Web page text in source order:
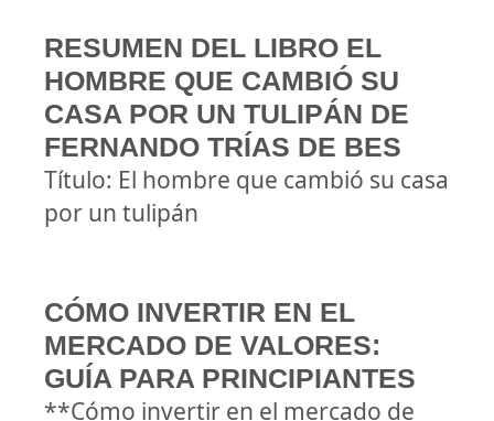
RESUMEN DEL LIBRO EL
HOMBRE QUE CAMBIÓ SU
CASA POR UN TULIPÁN DE
FERNANDO TRÍAS DE BES
Título: El hombre que cambió su casa
por un tulipán
CÓMO INVERTIR EN EL
MERCADO DE VALORES:
GUÍA PARA PRINCIPIANTES
**Cómo invertir en el mercado de